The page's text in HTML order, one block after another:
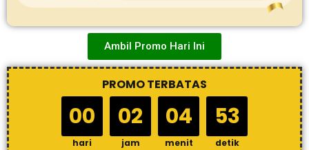
Ambil Promo Hari Ini
PROMO TERBATAS
00
hari
02
jam
04
menit
52
detik